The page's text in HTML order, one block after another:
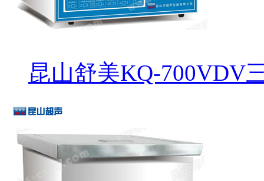
昆山舒美KQ-700VDV